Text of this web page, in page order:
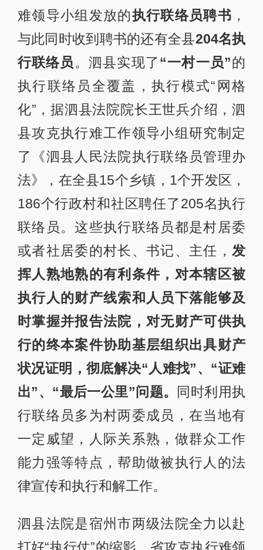
难领导小组发放的执行联络员聘书 ，
与此同时收到聘书的还有全县204名执
行联络员。泗县实现了“一村一员”的
执行联络员全覆盖，执行模式“网格
化”，据泗县法院院长王世兵介绍，泗
县攻克执行难工作领导小组研究制定
了《泗县人民法院执行联络员管理办
法》，在全县15个乡镇，1个开发区，
186个行政村和社区聘任了205名执行
联络员。这些执行联络员都是村居委
或者社居委的村长、书记、主任，发
挥人熟地熟的有利条件，对本辖区被
执行人的财产线索和人员下落能够及
时掌握并报告法院，对无财产可供执
行的终本案件协助基层组织出具财产
状况证明，彻底解决“人难找”、“证难
出”、“最后一公里”问题。 同时利用执
行联络员多为村两委成员，在当地有
一定威望，人际关系熟，做群众工作
能力强等特点，帮助做被执行人的法
律宣传和执行和解工作。
泗县法院是宿州市两级法院全力以赴